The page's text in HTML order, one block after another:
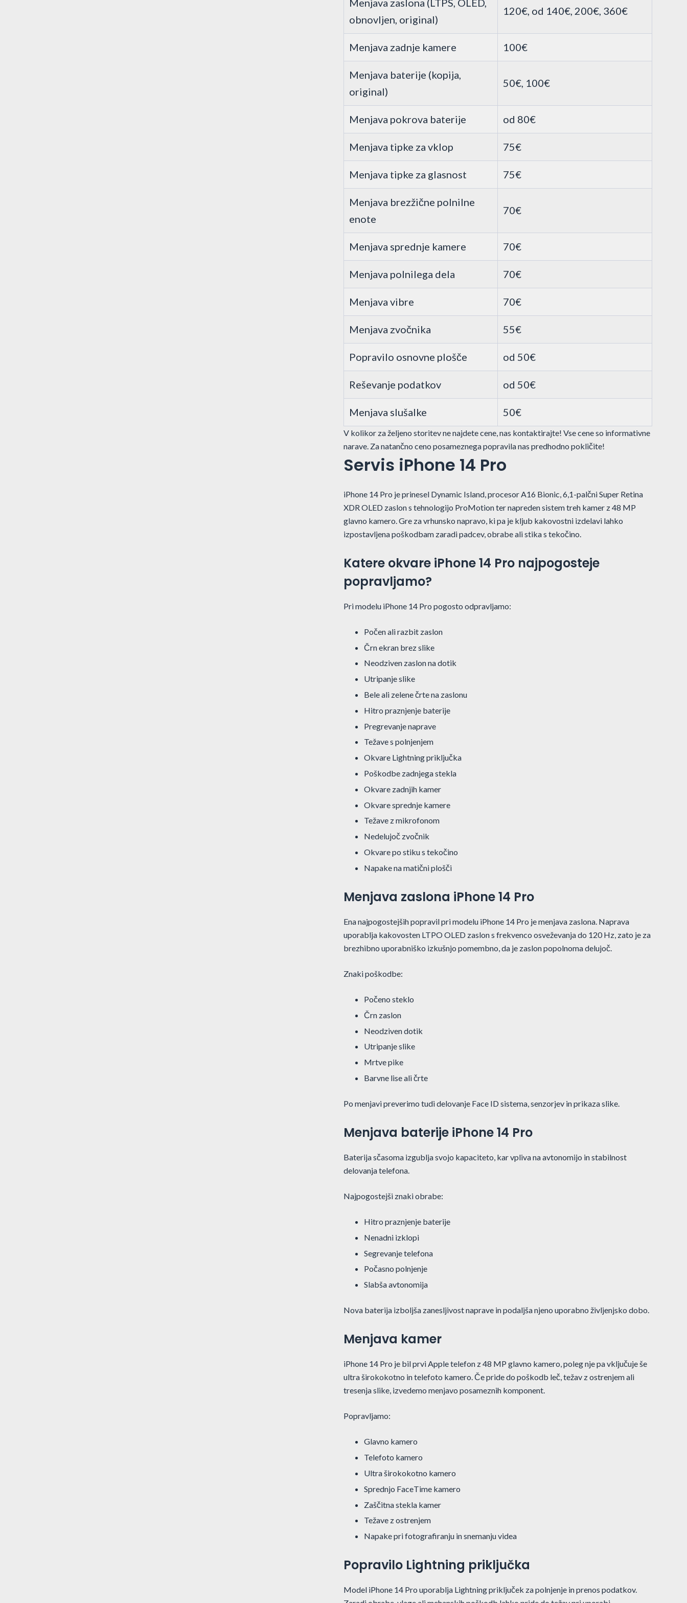
Menjava zaslona (LTPS, OLED,
obnovljen, original)
120€, od 140€, 200€, 360€
Menjava zadnje kamere 100€
Menjava baterije (kopija,
original)
50€, 100€
Menjava pokrova baterije od 80€
Menjava tipke za vklop 75€
Menjava tipke za glasnost 75€
Menjava brezžične polnilne
enote
70€
Menjava sprednje kamere 70€
Menjava polnilega dela 70€
Menjava vibre 70€
Menjava zvočnika 55€
Popravilo osnovne plošče od 50€
Reševanje podatkov od 50€
Menjava slušalke 50€
V kolikor za željeno storitev ne najdete cene, nas kontaktirajte! Vse cene so informativne
narave. Za natančno ceno posameznega popravila nas predhodno pokličite!
Servis iPhone 14 Pro
iPhone 14 Pro je prinesel Dynamic Island, procesor A16 Bionic, 6,1-palčni Super Retina
XDR OLED zaslon s tehnologijo ProMotion ter napreden sistem treh kamer z 48 MP
glavno kamero. Gre za vrhunsko napravo, ki pa je kljub kakovostni izdelavi lahko
izpostavljena poškodbam zaradi padcev, obrabe ali stika s tekočino.
Katere okvare iPhone 14 Pro najpogosteje
popravljamo?
Pri modelu iPhone 14 Pro pogosto odpravljamo:
Počen ali razbit zaslon
Črn ekran brez slike
Neodziven zaslon na dotik
Utripanje slike
Bele ali zelene črte na zaslonu
Hitro praznjenje baterije
Pregrevanje naprave
Težave s polnjenjem
Okvare Lightning priključka
Poškodbe zadnjega stekla
Okvare zadnjih kamer
Okvare sprednje kamere
Težave z mikrofonom
Nedelujoč zvočnik
Okvare po stiku s tekočino
Napake na matični plošči
Menjava zaslona iPhone 14 Pro
Ena najpogostejših popravil pri modelu iPhone 14 Pro je menjava zaslona. Naprava
uporablja kakovosten LTPO OLED zaslon s frekvenco osveževanja do 120 Hz, zato je za
brezhibno uporabniško izkušnjo pomembno, da je zaslon popolnoma delujoč.
Znaki poškodbe:
Počeno steklo
Črn zaslon
Neodziven dotik
Utripanje slike
Mrtve pike
Barvne lise ali črte
Po menjavi preverimo tudi delovanje Face ID sistema, senzorjev in prikaza slike.
Menjava baterije iPhone 14 Pro
Baterija sčasoma izgublja svojo kapaciteto, kar vpliva na avtonomijo in stabilnost
delovanja telefona.
Najpogostejši znaki obrabe:
Hitro praznjenje baterije
Nenadni izklopi
Segrevanje telefona
Počasno polnjenje
Slabša avtonomija
Nova baterija izboljša zanesljivost naprave in podaljša njeno uporabno življenjsko dobo.
Menjava kamer
iPhone 14 Pro je bil prvi Apple telefon z 48 MP glavno kamero, poleg nje pa vključuje še
ultra širokokotno in telefoto kamero. Če pride do poškodb leč, težav z ostrenjem ali
tresenja slike, izvedemo menjavo posameznih komponent.
Popravljamo:
Glavno kamero
Telefoto kamero
Ultra širokokotno kamero
Sprednjo FaceTime kamero
Zaščitna stekla kamer
Težave z ostrenjem
Napake pri fotografiranju in snemanju videa
Popravilo Lightning priključka
Model iPhone 14 Pro uporablja Lightning priključek za polnjenje in prenos podatkov.